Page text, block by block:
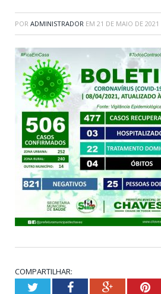
POR ADMINISTRADOR EM 21 DE MAIO DE 2021
COMPARTILHAR:
TwitterFacebookGoogle+